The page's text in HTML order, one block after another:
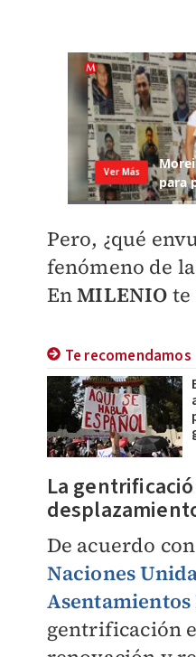
Pero, ¿qué
fenómeno de
EnMILENIO te
Te recomendamos
La
De acuerdo
Naciones
gentrificación